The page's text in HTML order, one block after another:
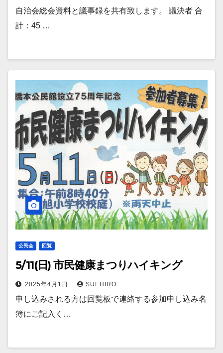
自治会総会資料と議事録を共有致します。 議決者 合
計：45 …
公民会 回覧
5/11(日) 市民健康まつりハイキング
2025年4月1日 SUEHIRO
申し込みされる方は回覧板で連絡する参加申し込み名
簿にご記入く…